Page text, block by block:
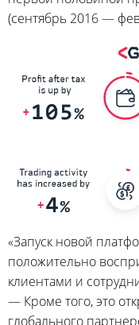
(сентябрь 2016 —
«Запуск новой
положительно
клиентами и
— Кроме того, это
глобального